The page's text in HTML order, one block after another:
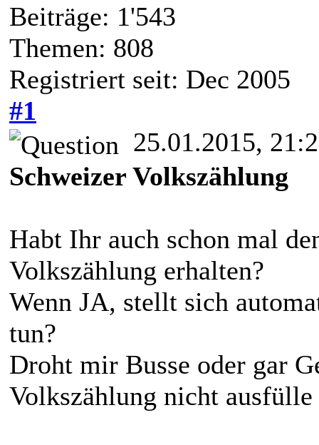
Beiträge: 1'543
Themen: 808
Registriert seit: Dec 2005
#1
25.01.2015,
Schweizer Volkszählung
Habt Ihr auch schon mal
Volkszählung erhalten?
Wenn JA, stellt sich
tun?
Droht mir Busse oder gar
Volkszählung nicht